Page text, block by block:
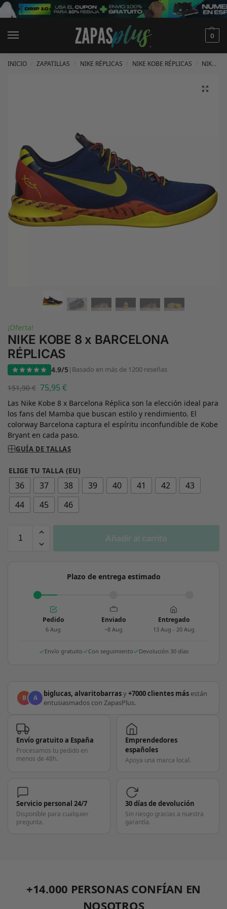
0
INICIO ZAPATILLAS NIKE RÉPLICAS NIKE KOBE RÉPLICAS NIKE KOBE 8 RÉPLICAS
¡Oferta!
NIKE KOBE 8 x BARCELONA
RÉPLICAS
4.9/5| Basado en más de 1200 reseñas
151,90€ 75,95 €
Las Nike Kobe 8 x Barcelona Réplica son la elección ideal para
los fans del Mamba que buscan estilo y rendimiento. El
colorway Barcelona captura el espíritu inconfundible de Kobe
Bryant en cada paso.
GUÍA DE TALLAS
ELIGE TU TALLA (EU)
36 37 38 39 40 41 42
43
44
45 46
Añadir al carrito
Plazo de entrega estimado
Pedido
6 Aug
Enviado
~8 Aug
Entregado
13 Aug - 20 Aug
Envío gratuito Con seguimiento Devolución 30 días
B A biglucas, alvaritobarrasy+7000 clientes más están
entusiasmados con ZapasPlus.
Envío gratuito a España
Procesamos tu pedido en
menos de 48h.
Emprendedores
españoles
Apoya una marca local.
Servicio personal 24/7
Disponible para cualquier
pregunta.
30 días de devolución
Sin riesgo gracias a nuestra
garantía.
+14.000 PERSONAS CONFÍAN EN
NOSOTROS